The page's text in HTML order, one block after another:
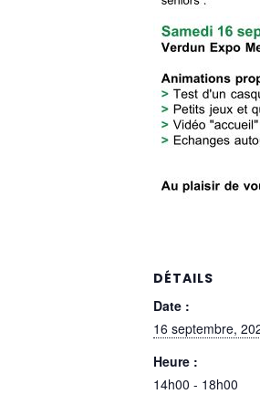
DÉTAILS
Date :
16 septembre,
Heure :
14h00 - 18h00